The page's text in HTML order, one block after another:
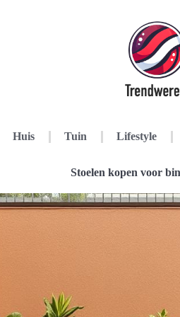
Huis Tuin Lifestyle
Stoelen kopen voor